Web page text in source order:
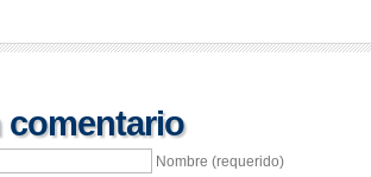
comentario
Nombre (requerido)